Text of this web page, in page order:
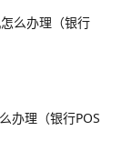
办理（银行POS